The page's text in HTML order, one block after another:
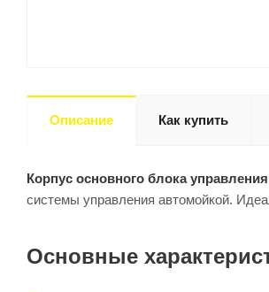
Описание Как купить
Корпус основного блока
системы управления автомойкой.
Основные